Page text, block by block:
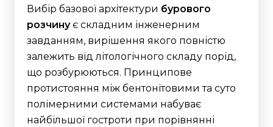
Вибір базової архітектури бурового
розчинує складним інженерним
завданням, вирішення якого повністю
залежить від літологічного складу порід,
що розбурюються. Принципове
протистояння між бентонітовими та суто
полімерними системами набуває
найбільшої гостроти при порівнянні